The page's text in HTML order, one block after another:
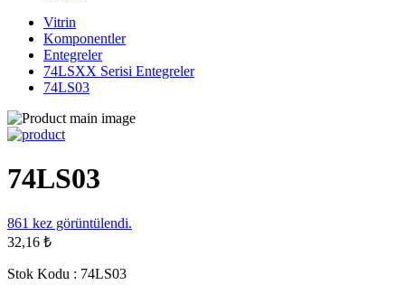
Vitrin
Komponentler
Entegreler
74LSXX Serisi Entegreler
74LS03
74LS03
861 kez görüntülendi.
32,16 ₺
Stok Kodu : 74LS03